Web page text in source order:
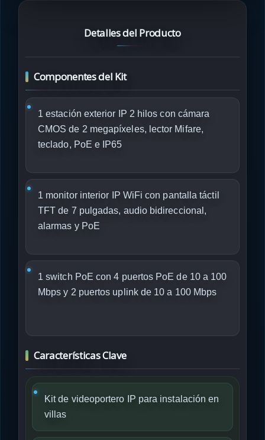
Detalles del Producto
Componentes del Kit
1 estación exterior IP 2 hilos con cámara
CMOS de 2 megapíxeles, lector Mifare,
teclado, PoE e IP65
1 monitor interior IP WiFi con pantalla táctil
TFT de 7 pulgadas, audio bidireccional,
alarmas y PoE
1 switch PoE con 4 puertos PoE de 10 a 100
Mbps y 2 puertos uplink de 10 a 100 Mbps
Características Clave
Kit de videoportero IP para instalación en
villas